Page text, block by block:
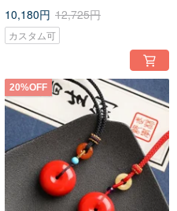
10,180円 12,725円
カスタム可
20%OFF